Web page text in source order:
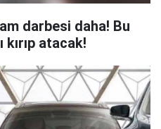
darbesi daha! Bu
atacak!